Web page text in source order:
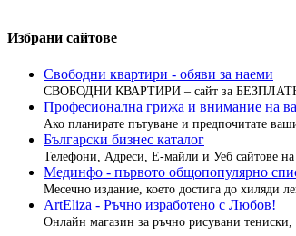
Избрани сайтове
Свободни квартири - обяви за наеми
СВОБОДНИ КВАРТИРИ – сайт за
Професионална грижа и внимание на
Ако планирате пътуване и предпочитате
Български бизнес каталог
Телефони, Адреси, Е-майли и Уеб сайтове
Мединфо - първото общопопулярно
Месечно издание, което достига до хиляди
ArtEliza - Ръчно изработено с Любов!
Онлайн магазин за ръчно рисувани тениски,